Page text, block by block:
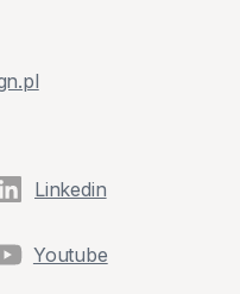
Linkedin
Youtube